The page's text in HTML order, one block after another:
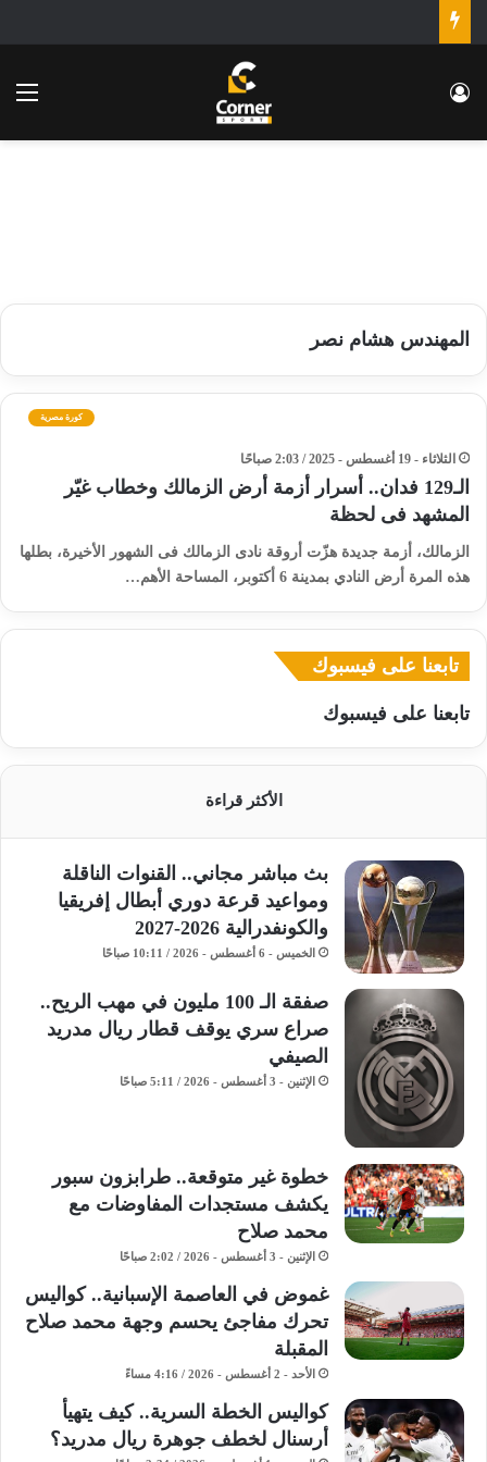
تسجيل الدخول
المهندس هشام نصر
كورة مصرية
الثلاثاء - 19 أغسطس - 2025 / 2:03 صباحًا
الـ129 فدان.. أسرار أزمة أرض الزمالك وخطاب غيّر
المشهد فى لحظة
الزمالك، أزمة جديدة هزّت أروقة نادى الزمالك فى الشهور الأخيرة، بطلها
هذه المرة أرض النادي بمدينة 6 أكتوبر، المساحة الأهم…
تابعنا على فيسبوك
تابعنا على فيسبوك
الأكثر قراءة
بث مباشر مجاني.. القنوات الناقلة
ومواعيد قرعة دوري أبطال إفريقيا
والكونفدرالية 2026-2027
الخميس - 6 أغسطس - 2026 / 10:11 صباحًا
صفقة الـ 100 مليون في مهب الريح..
صراع سري يوقف قطار ريال مدريد
الصيفي
الإثنين - 3 أغسطس - 2026 / 5:11 صباحًا
خطوة غير متوقعة.. طرابزون سبور
يكشف مستجدات المفاوضات مع
محمد صلاح
الإثنين - 3 أغسطس - 2026 / 2:02 صباحًا
غموض في العاصمة الإسبانية.. كواليس
تحرك مفاجئ يحسم وجهة محمد صلاح
المقبلة
الأحد - 2 أغسطس - 2026 / 4:16 مساءً
كواليس الخطة السرية.. كيف يتهيأ
أرسنال لخطف جوهرة ريال مدريد؟